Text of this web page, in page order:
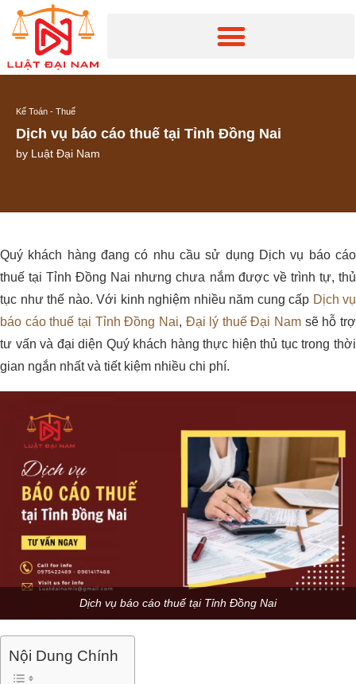
Kế Toán - Thuế
Dịch vụ báo cáo thuế tại Tỉnh Đồng Nai
by Luật Đại Nam
Quý khách hàng đang có nhu cầu sử dụng Dịch vụ báo cáo
thuế tại Tỉnh Đồng Nai nhưng chưa nắm được về trình tự, thủ
tục như thế nào. Với kinh nghiệm nhiều năm cung cấp Dịch vụ
báo cáo thuế tại Tỉnh Đồng Nai, Đại lý thuế Đại Nam sẽ hỗ trợ
tư vấn và đại diện Quý khách hàng thực hiện thủ tục trong thời
gian ngắn nhất và tiết kiệm nhiều chi phí.
Dịch vụ báo cáo thuế tại Tỉnh Đồng Nai
Nội Dung Chính